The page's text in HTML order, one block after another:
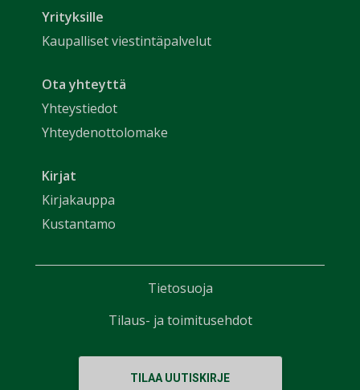
Yrityksille
Kaupalliset viestintäpalvelut
Ota yhteyttä
Yhteystiedot
Yhteydenottolomake
Kirjat
Kirjakauppa
Kustantamo
TILAA UUTISKIRJE
Tietosuoja
Tilaus- ja toimitusehdot